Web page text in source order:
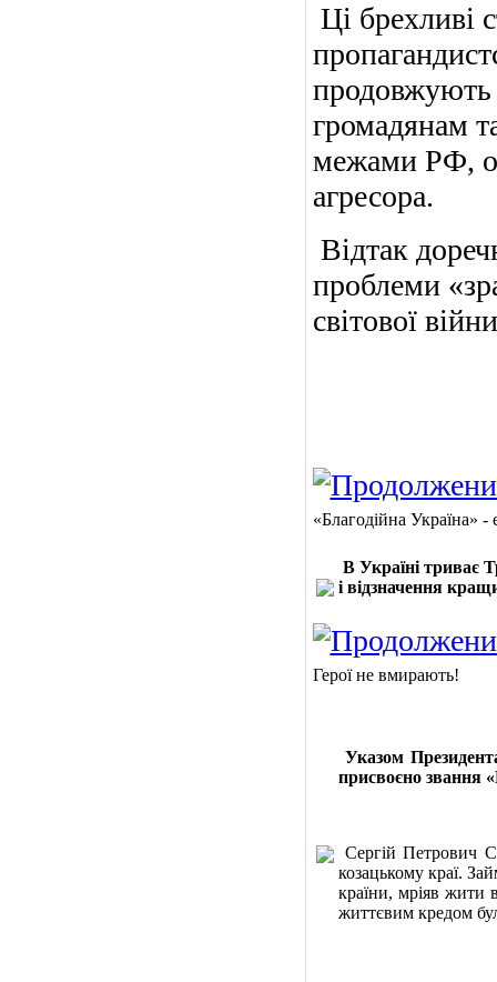
Ці брехливі
продовжують
громадянам
межами РФ,
агресора.
Відтак
проблеми
світової
«Благодійна Україна»
В Україні триває
і відзначення
Герої не вмирають!
Указом
присвоєно звання
Сергій Петрович
козацькому краї.
країни, мріяв жити
життєвим кредом